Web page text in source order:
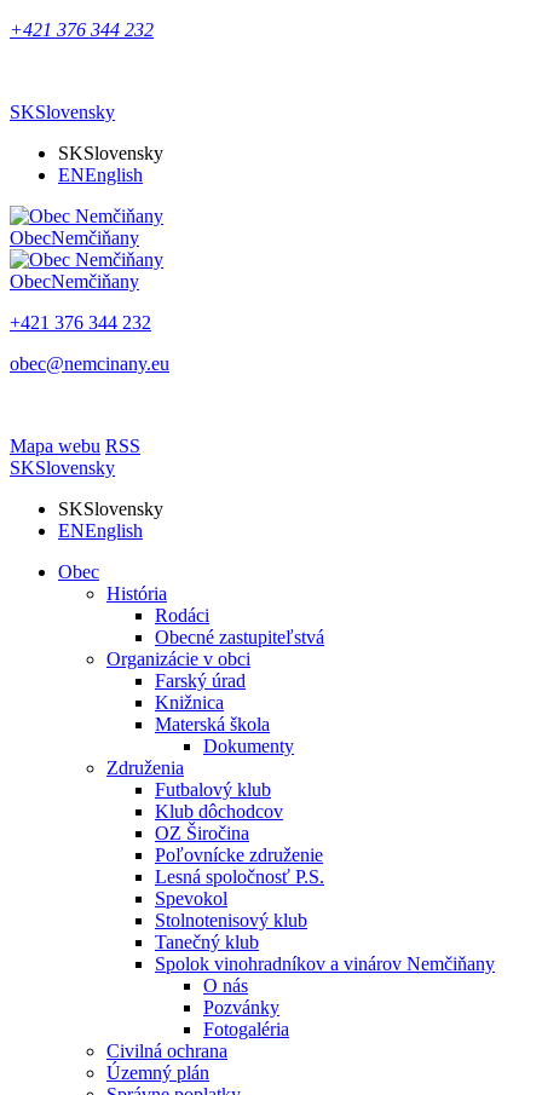
+421 376 344 232
SKSlovensky
SKSlovensky
ENEnglish
ObecNemčiňany
ObecNemčiňany
+421 376 344 232
obec@nemcinany.eu
Mapa webu RSS
SKSlovensky
SKSlovensky
ENEnglish
Obec
História
Rodáci
Obecné zastupiteľstvá
Organizácie v obci
Farský úrad
Knižnica
Materská škola
Dokumenty
Združenia
Futbalový klub
Klub dôchodcov
OZ Širočina
Poľovnícke združenie
Lesná spoločnosť P.S.
Spevokol
Stolnotenisový klub
Tanečný klub
Spolok vinohradníkov a vinárov Nemčiňany
O nás
Pozvánky
Fotogaléria
Civilná ochrana
Územný plán